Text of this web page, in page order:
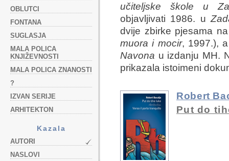
OBLUTCI
FONTANA
SUGLASJA
MALA POLICA
KNJIŽEVNOSTI
MALA POLICA ZNANOSTI
?
IZVAN SERIJE
ARHITEKTON
Kazala
AUTORI
NASLOVI
učiteljske škole u
objavljivati 1986. u
dvije zbirke pjesama
muora i mocir, 1997.),
Navona u izdanju MH.
prikazala istoimeni
Robert
Put do